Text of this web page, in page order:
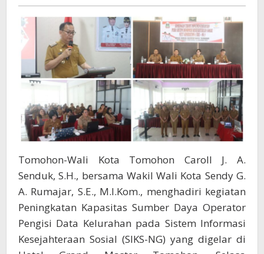
SIKS-
NG
Tomohon-Wali Kota Tomohon Caroll J. A.
Senduk, S.H., bersama Wakil Wali Kota Sendy G.
A. Rumajar, S.E., M.I.Kom., menghadiri kegiatan
Peningkatan Kapasitas Sumber Daya Operator
Pengisi Data Kelurahan pada Sistem Informasi
Kesejahteraan Sosial (SIKS-NG) yang digelar di